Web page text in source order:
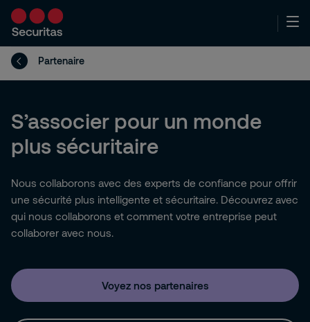
Partenaire
S’associer pour un monde
plus sécuritaire
Nous collaborons avec des experts de confiance pour offrir
une sécurité plus intelligente et sécuritaire. Découvrez avec
qui nous collaborons et comment votre entreprise peut
collaborer avec nous.
Voyez nos partenaires